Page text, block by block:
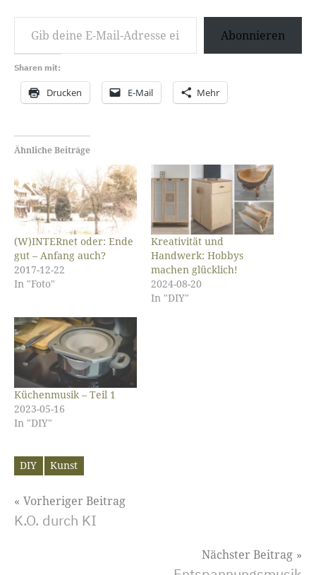
Gib deine E-Mail-Adresse ein …
Abonnieren
Sharen mit:
Drucken E-Mail Mehr
Ähnliche Beiträge
(W)INTERnet oder: Ende
gut – Anfang auch?
2017-12-22
In "Foto"
Kreativität und
Handwerk: Hobbys
machen glücklich!
2024-08-20
In "DIY"
Küchenmusik – Teil 1
2023-05-16
In "DIY"
Schlagwörter
DIY Kunst
Beitragsnavigation
Vorheriger Beitrag
K.O. durch KI
Nächster Beitrag